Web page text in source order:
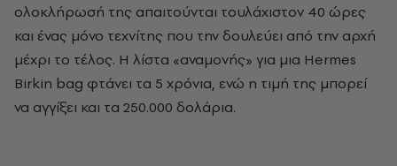
ολοκλήρωσή της απαιτούνται τουλάχιστον 40 ώρες
και ένας μόνο τεχνίτης που την δουλεύει από την αρχή
μέχρι το τέλος. Η λίστα «αναμονής» για μια Hermes
Birkin bag φτάνει τα 5 χρόνια, ενώ η τιμή της μπορεί
να αγγίξει και τα 250.000 δολάρια.